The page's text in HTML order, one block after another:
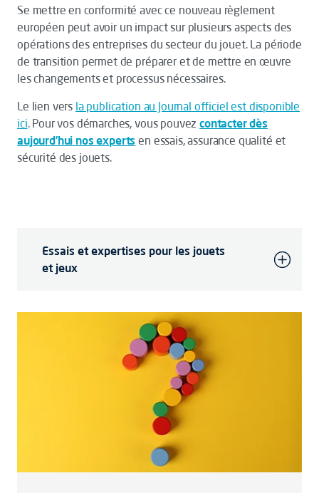
Se mettre en conformité avec ce nouveau règlement
européen peut avoir un impact sur plusieurs aspects des
opérations des entreprises du secteur du jouet. La période
de transition permet de préparer et de mettre en œuvre
les changements et processus nécessaires.
Le lien vers la publication au Journal officiel est disponible
ici. Pour vos démarches, vous pouvezcontacter dès
aujourd’hui nos experts en essais, assurance qualité et
sécurité des jouets.
Essais et expertises pour les jouets
et jeux